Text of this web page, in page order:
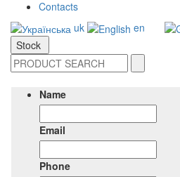
Contacts
uk
en
Stock
Name
Email
Phone